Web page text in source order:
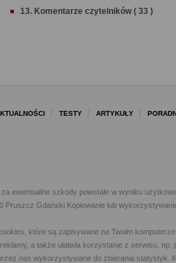
13. Komentarze czytelników ( 33 )
TESTY ARTYKUŁY
ewentualne szkody powstałe w wyniku
Pruszcz Gdański Kopiowanie lub
które są zapisywane na Twoim
a także ułatwia korzystanie z serwisu,
nas wykorzystywane do zbierania statystyk.